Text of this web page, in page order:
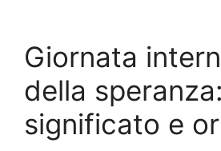
Giornata
della speranza:
significato e